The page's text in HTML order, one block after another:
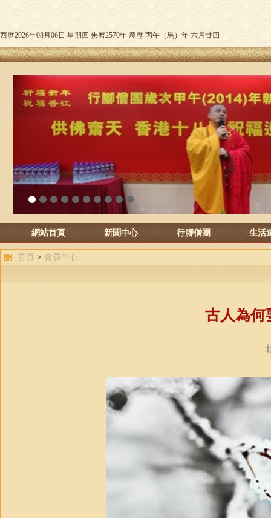
西曆2026年08月06日 星期四 佛曆2570年 農歷 丙午（馬）年 六月廿四
3 4 5 6 7 8 9 10
網站首頁 新聞中心 行腳僧團 生活
首页 > 會員中心
古人為何